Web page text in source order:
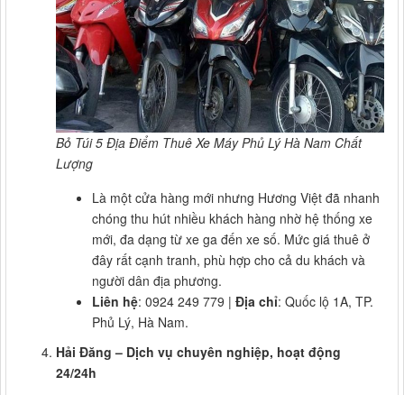
Bỏ Túi 5 Địa Điểm Thuê Xe Máy Phủ Lý Hà Nam Chất
Lượng
Là một cửa hàng mới nhưng Hương Việt đã nhanh
chóng thu hút nhiều khách hàng nhờ hệ thống xe
mới, đa dạng từ xe ga đến xe số. Mức giá thuê ở
đây rất cạnh tranh, phù hợp cho cả du khách và
người dân địa phương.
Liên hệ: 0924 249 779 | Địa chỉ: Quốc lộ 1A, TP.
Phủ Lý, Hà Nam.
Hải Đăng – Dịch vụ chuyên nghiệp, hoạt động
24/24h